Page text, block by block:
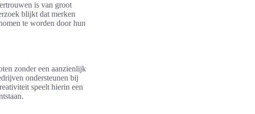
is van groot
blijkt dat merken
te worden door hun
zonder een aanzienlijk
ondersteunen bij
speelt hierin een